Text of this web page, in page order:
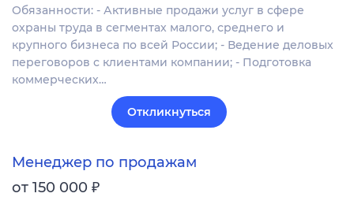
Обязанности: - Активные продажи услуг в сфере
охраны труда в сегментах малого, среднего и
крупного бизнеса по всей России; - Ведение деловых
переговоров с клиентами компании; - Подготовка
коммерческих…
Откликнуться
Менеджер по продажам
от 150 000 ₽